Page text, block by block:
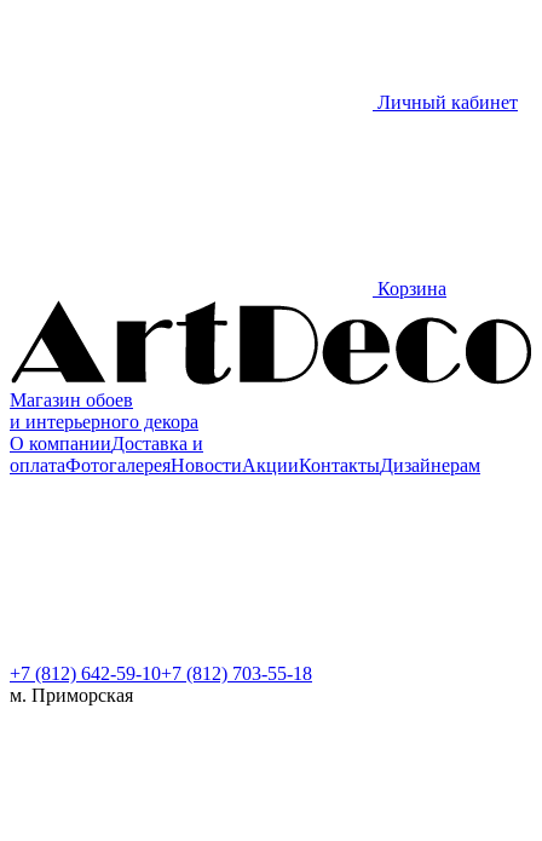
Личный кабинет
Корзина
Магазин обоев
и интерьерного декора
О компанииДоставка и
оплатаФотогалереяНовостиАкцииКонтактыДизайнерам
+7 (812) 642-59-10+7 (812) 703-55-18
м. Приморская